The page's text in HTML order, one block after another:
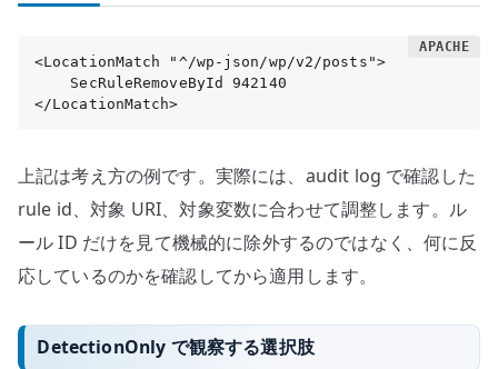
<LocationMatch "^/wp-json/wp/v2/posts">
    SecRuleRemoveById 942140
</LocationMatch>
上記は考え方の例です。実際には、audit log で確認した
rule id、対象 URI、対象変数に合わせて調整します。ル
ール ID だけを見て機械的に除外するのではなく、何に反
応しているのかを確認してから適用します。
DetectionOnly で観察する選択肢